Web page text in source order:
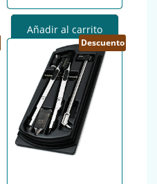
Añadir al carrito
Descuento